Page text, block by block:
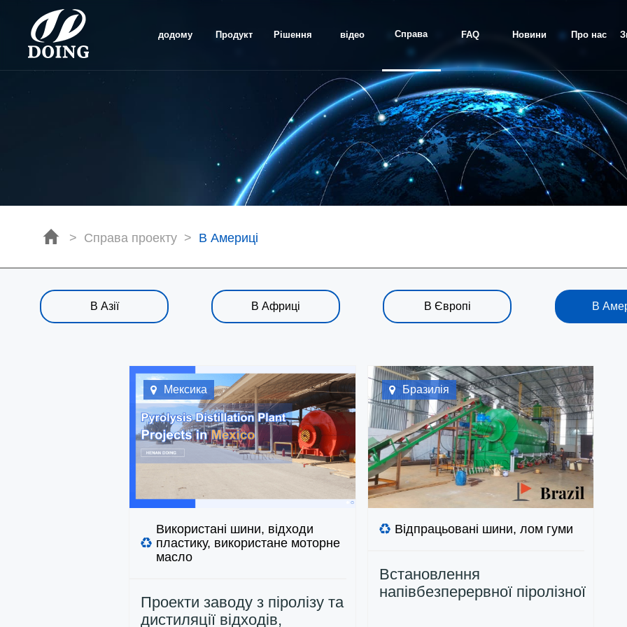
додому Продукт Рішення відео Справа
проекту
FAQ Новини Про нас
> Справа проекту > В Америці
В Азії В Африці В Європі В
Мексика
Використані шини, відходи
пластику, використане моторне
масло
Проекти заводу з піролізу та
дистиляції відходів,
Бразилія
Відпрацьовані шини, лом гуми
Встановлення
напівбезперервної піролізної